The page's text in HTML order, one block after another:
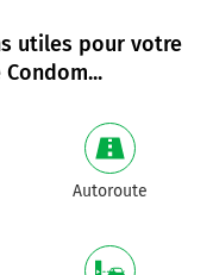
utiles pour votre
...
Autoroute